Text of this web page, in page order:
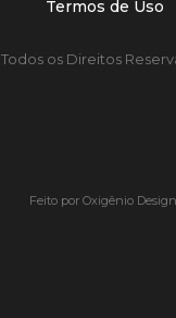
Termos de Uso
Todos os Direitos
Feito por Oxigênio Design